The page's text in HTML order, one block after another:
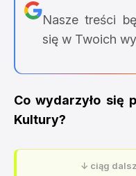
Nasze treści
się w Twoich
Co wydarzyło się
Kultury?
↓ ciąg